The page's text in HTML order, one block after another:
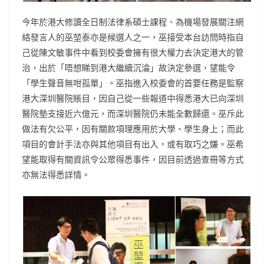
今年於港大修讀全日制法律系碩士課程、為機場發展關注網
絡發言人的巫堃泰亦是候選人之一，巫接受本台訪問時指自
己從陳文敏事件中看到校委會擁有很大權力去決定港大的管
治，出於「唔想睇到港大繼續沉淪」故決定參選，望能令
「學生聲音無咁孤單」。巫指進入校委會的首要任務是監察
港大深圳醫院賬目，因自己從一些報道中得悉港大已向深圳
醫院墊支接近六億元，而深圳醫院仍未能全數歸還。巫斥此
做法有欠公平，因有關款項理應用於大學、學生身上；而此
項目的會計手法亦與其他項目有出入，或有取巧之嫌。巫希
望能取得有關資訊令公眾得悉事件，因目前透過查冊等方式
亦無法得悉詳情。